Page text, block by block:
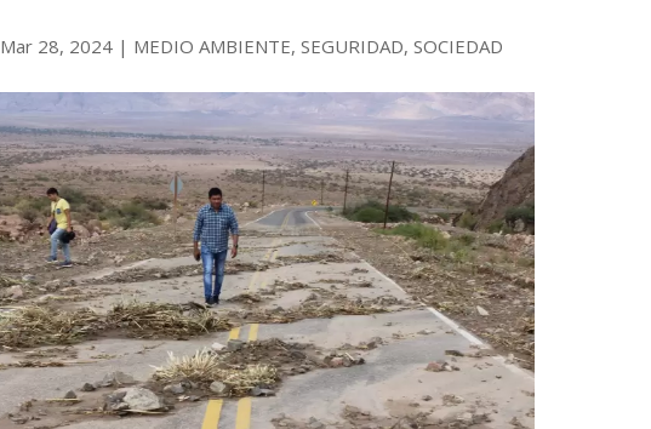
Mar 28, 2024 | MEDIO AMBIENTE,SEGURIDAD,SOCIEDAD